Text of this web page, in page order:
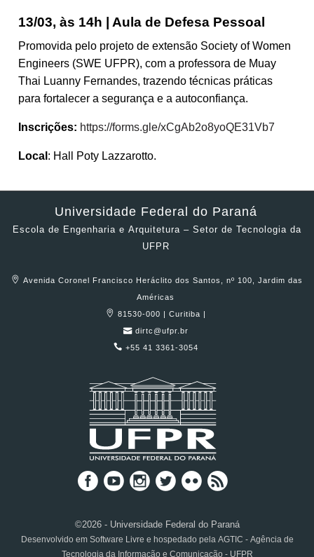
13/03, às 14h | Aula de Defesa Pessoal
Promovida pelo projeto de extensão Society of Women
Engineers (SWE UFPR), com a professora de Muay
Thai Luanny Fernandes, trazendo técnicas práticas
para fortalecer a segurança e a autoconfiança.
Inscrições: https://forms.gle/xCgAb2o8yoQE31Vb7
Local : Hall Poty Lazzarotto.
Universidade Federal do Paraná
Escola de Engenharia e Arquitetura – Setor de Tecnologia da
UFPR
Avenida Coronel Francisco Heráclito dos Santos, nº 100, Jardim das
Américas
81530-000 | Curitiba |
dirtc@ufpr.br
+55 41 3361-3054
©2026 - Universidade Federal do Paraná
Desenvolvido em Software Livre e hospedado pela AGTIC - Agência de
Tecnologia da Informação e Comunicação - UFPR